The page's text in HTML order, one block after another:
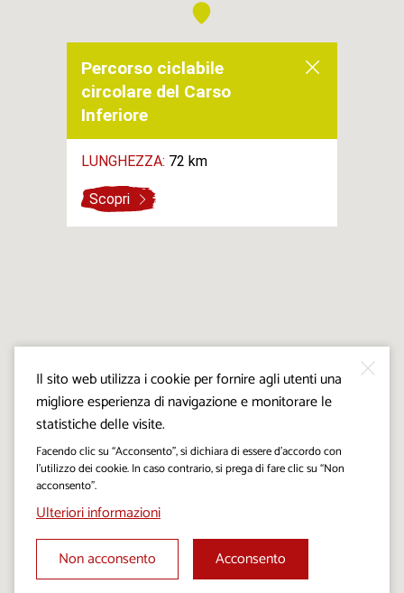
Percorso ciclabile
circolare del Carso
Inferiore
LUNGHEZZA: 72 km
Scopri
Il sito web utilizza i cookie per fornire agli utenti una
migliore esperienza di navigazione e monitorare le
statistiche delle visite.
Facendo clic su “Acconsento”, si dichiara di essere d’accordo con
l’utilizzo dei cookie. In caso contrario, si prega di fare clic su “Non
acconsento”.
Ulteriori informazioni
Non acconsento
Acconsento